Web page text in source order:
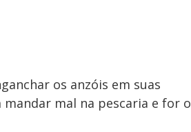
os anzóis em suas
mal na pescaria e for o